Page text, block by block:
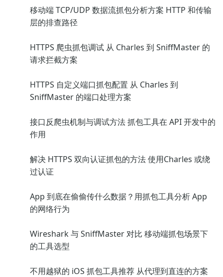
移动端 TCP/UDP 数据流抓包分析方案 HTTP 和传输
层的排查路径
HTTPS 爬虫抓包调试 从 Charles 到 SniffMaster 的
请求拦截方案
HTTPS 自定义端口抓包配置 从 Charles 到
SniffMaster 的端口处理方案
接口反爬虫机制与调试方法 抓包工具在 API 开发中的
作用
解决 HTTPS 双向认证抓包的方法 使用Charles 或绕
过认证
App 到底在偷偷传什么数据？用抓包工具分析 App
的网络行为
Wireshark 与 SniffMaster 对比 移动端抓包场景下
的工具选型
不用越狱的 iOS 抓包工具推荐 从代理到直连的方案